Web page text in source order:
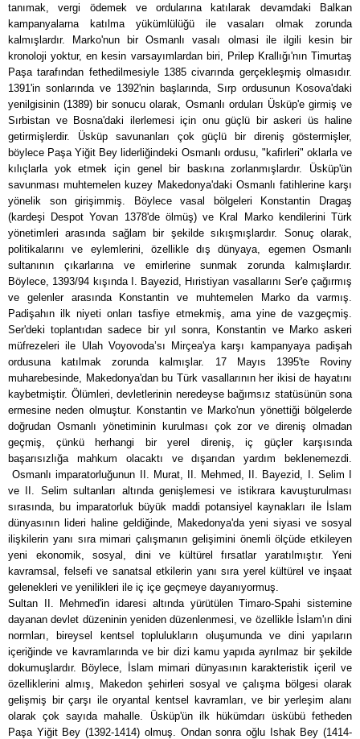
tanımak, vergi ödemek ve ordularına katılarak devamdaki Balkan
kampanyalarna katılma yükümlülüğü ile vasaları olmak zorunda
kalmışlardır. Marko'nun bir Osmanlı vasalı olmasi ile ilgili kesin bir
kronoloji yoktur, en kesin varsayımlardan biri, Prilep Krallığı'nın Timurtaş
Paşa tarafından fethedilmesiyle 1385 civarında gerçekleşmiş olmasıdır.
1391'in sonlarında ve 1392'nin başlarında, Sırp ordusunun Kosova'daki
yenilgisinin (1389) bir sonucu olarak, Osmanlı orduları Üsküp'e girmiş ve
Sırbistan ve Bosna'daki ilerlemesi için onu güçlü bir askeri üs haline
getirmişlerdir. Üsküp savunanları çok güçlü bir direniş göstermişler,
böylece Paşa Yiğit Bey liderliğindeki Osmanlı ordusu, "kafirleri" oklarla ve
kılıçlarla yok etmek için genel bir baskına zorlanmışlardır. Üsküp'ün
savunması muhtemelen kuzey Makedonya'daki Osmanlı fatihlerine karşı
yönelik son girişimmiş. Böylece vasal bölgeleri Konstantin Dragaş
(kardeşi Despot Yovan 1378'de ölmüş) ve Kral Marko kendilerini Türk
yönetimleri arasında sağlam bir şekilde sıkışmışlardır. Sonuç olarak,
politikalarını ve eylemlerini, özellikle dış dünyaya, egemen Osmanlı
sultanının çıkarlarına ve emirlerine sunmak zorunda kalmışlardır.
Böylece, 1393/94 kışında I. Bayezid, Hıristiyan vasallarını Ser'e çağırmış
ve gelenler arasında Konstantin ve muhtemelen Marko da varmış.
Padişahın ilk niyeti onları tasfiye etmekmiş, ama yine de vazgeçmiş.
Ser'deki toplantıdan sadece bir yıl sonra, Konstantin ve Marko askeri
müfrezeleri ile Ulah Voyovoda’sı Mirçea'ya karşı kampanyaya padişah
ordusuna katılmak zorunda kalmışlar. 17 Mayıs 1395'te Roviny
muharebesinde, Makedonya'dan bu Türk vasallarının her ikisi de hayatını
kaybetmiştir. Ölümleri, devletlerinin neredeyse bağımsız statüsünün sona
ermesine neden olmuştur. Konstantin ve Marko'nun yönettiği bölgelerde
doğrudan Osmanlı yönetiminin kurulması çok zor ve direniş olmadan
geçmiş, çünkü herhangi bir yerel direniş, iç güçler karşısında
başarısızlığa mahkum olacaktı ve dışarıdan yardım beklenemezdi.
Osmanlı imparatorluğunun II. Murat, II. Mehmed, II. Bayezid, I. Selim I
ve II. Selim sultanları altında genişlemesi ve istikrara kavuşturulması
sırasında, bu imparatorluk büyük maddi potansiyel kaynakları ile İslam
dünyasının lideri haline geldiğinde, Makedonya'da yeni siyasi ve sosyal
ilişkilerin yanı sıra mimari çalışmanın gelişimini önemli ölçüde etkileyen
yeni ekonomik, sosyal, dini ve kültürel fırsatlar yaratılmıştır. Yeni
kavramsal, felsefi ve sanatsal etkilerin yanı sıra yerel kültürel ve inşaat
gelenekleri ve yenilikleri ile iç içe geçmeye dayanıyormuş.
Sultan II. Mehmed'in idaresi altında yürütülen Timaro-Spahi sistemine
dayanan devlet düzeninin yeniden düzenlenmesi, ve özellikle İslam'ın dini
normları, bireysel kentsel toplulukların oluşumunda ve dini yapıların
içeriğinde ve kavramlarında ve bir dizi kamu yapıda ayrılmaz bir şekilde
dokumuşlardır. Böylece, İslam mimari dünyasının karakteristik içeril ve
özelliklerini almış, Makedon şehirleri sosyal ve çalışma bölgesi olarak
gelişmiş bir çarşı ile oryantal kentsel kavramları, ve bir yerleşim alanı
olarak çok sayıda mahalle. Üsküp'ün ilk hükümdarı üskübü fetheden
Paşa Yiğit Bey (1392-1414) olmuş. Ondan sonra oğlu Ishak Bey (1414-